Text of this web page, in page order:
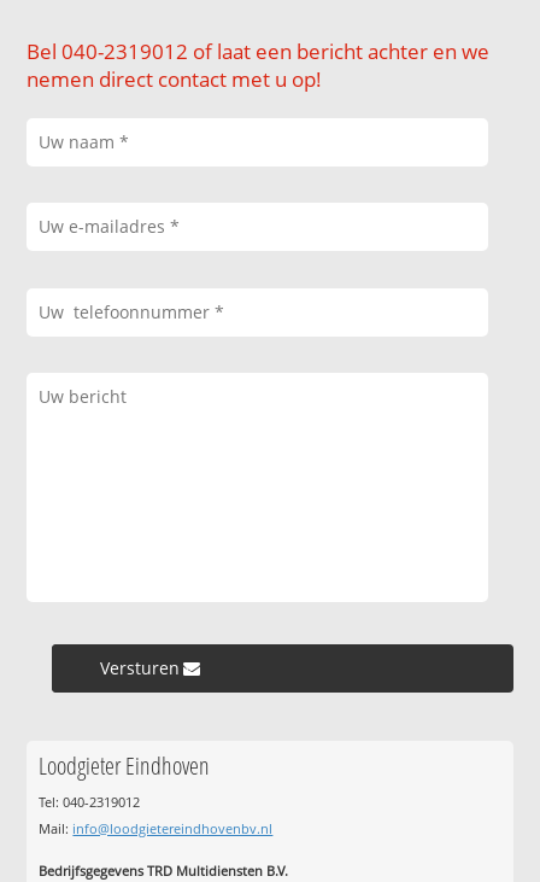
Bel 040-2319012 of laat een bericht achter en we
nemen direct contact met u op!
Versturen »
Loodgieter Eindhoven
Tel: 040-2319012
Mail: info@loodgietereindhovenbv.nl
Bedrijfsgegevens TRD Multidiensten B.V.